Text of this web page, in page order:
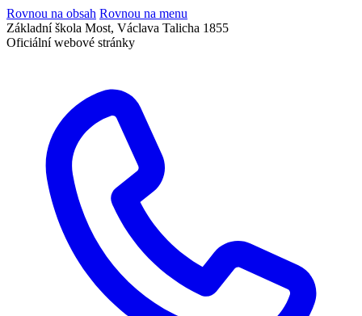
Rovnou na obsah Rovnou na menu
Základní škola Most, Václava Talicha 1855
Oficiální webové stránky